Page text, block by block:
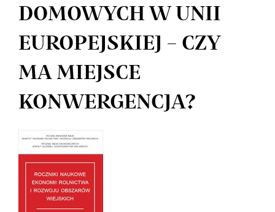
DOMOWYCH W UNII
EUROPEJSKIEJ – CZY
MA MIEJSCE
KONWERGENCJA?
Article
Sidebar